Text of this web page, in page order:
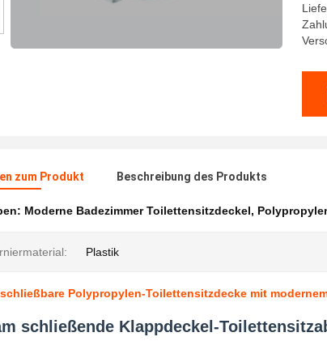
zum Produkt Beschreibung des Produkts
Moderne Badezimmer Toilettensitzdeckel,
Plastik
Polypropylen-Toilettensitzdecke mit
schließende Klappdeckel-